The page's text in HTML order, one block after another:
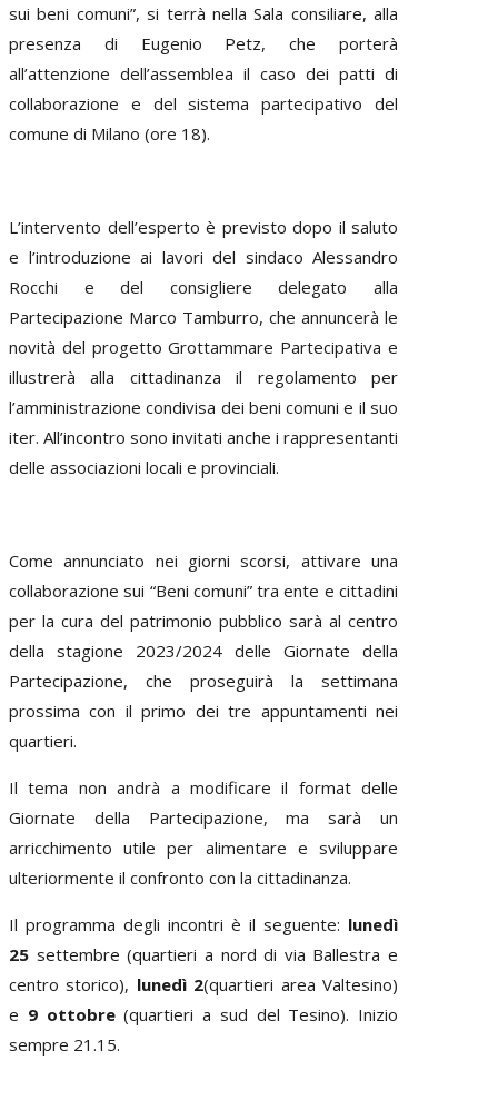
sui beni comuni”, si terrà nella Sala consiliare, alla
presenza di Eugenio Petz, che porterà
all’attenzione dell’assemblea il caso dei patti di
collaborazione e del sistema partecipativo del
comune di Milano (ore 18).
L’intervento dell’esperto è previsto dopo il saluto
e l’introduzione ai lavori del sindaco Alessandro
Rocchi e del consigliere delegato alla
Partecipazione Marco Tamburro, che annuncerà le
novità del progetto Grottammare Partecipativa e
illustrerà alla cittadinanza il regolamento per
l’amministrazione condivisa dei beni comuni e il suo
iter. All’incontro sono invitati anche i rappresentanti
delle associazioni locali e provinciali.
Come annunciato nei giorni scorsi, attivare una
collaborazione sui “Beni comuni” tra ente e cittadini
per la cura del patrimonio pubblico sarà al centro
della stagione 2023/2024 delle Giornate della
Partecipazione, che proseguirà la settimana
prossima con il primo dei tre appuntamenti nei
quartieri.
Il tema non andrà a modificare il format delle
Giornate della Partecipazione, ma sarà un
arricchimento utile per alimentare e sviluppare
ulteriormente il confronto con la cittadinanza.
Il programma degli incontri è il seguente: lunedì
25 settembre (quartieri a nord di via Ballestra e
centro storico), lunedì 2(quartieri area Valtesino)
e 9 ottobre(quartieri a sud del Tesino). Inizio
sempre 21.15.